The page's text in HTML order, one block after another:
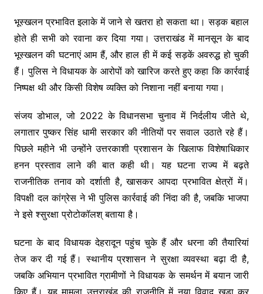
भूस्खलन प्रभावित इलाके में जाने से खतरा हो सकता था। सड़क बहाल
होते ही सभी को रवाना कर दिया गया। उत्तराखंड में मानसून के बाद
भूस्खलन की घटनाएं आम हैं, और हाल ही में कई सड़कें अवरुद्ध हो चुकी
हैं। पुलिस ने विधायक के आरोपों को खारिज करते हुए कहा कि कार्रवाई
निष्पक्ष थी और किसी विशेष व्यक्ति को निशाना नहीं बनाया गया।
संजय डोभाल, जो 2022 के विधानसभा चुनाव में निर्दलीय जीते थे,
लगातार पुष्कर सिंह धामी सरकार की नीतियों पर सवाल उठाते रहे हैं।
पिछले महीने भी उन्होंने उत्तरकाशी प्रशासन के खिलाफ विशेषाधिकार
हनन प्रस्ताव लाने की बात कही थी। यह घटना राज्य में बढ़ते
राजनीतिक तनाव को दर्शाती है, खासकर आपदा प्रभावित क्षेत्रों में।
विपक्षी दल कांग्रेस ने भी पुलिस कार्रवाई की निंदा की है, जबकि भाजपा
ने इसे श्सुरक्षा प्रोटोकॉलश् बताया है।
घटना के बाद विधायक देहरादून पहुंच चुके हैं और धरना की तैयारियां
तेज कर दी गई हैं। स्थानीय प्रशासन ने सुरक्षा व्यवस्था बढ़ा दी है,
जबकि अभियान प्रभावित ग्रामीणों ने विधायक के समर्थन में बयान जारी
किए हैं। यह मामला उत्तराखंड की राजनीति में नया विवाद खड़ा कर